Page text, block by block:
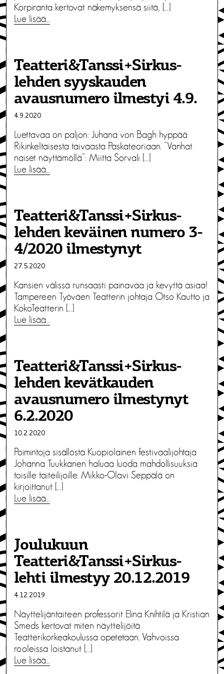
Korpiranta kertovat näkemyksensä siitä, […]
Lue lisää…
Teatteri&Tanssi+Sirkus-
lehden syyskauden
avausnumero ilmestyi 4.9.
4.9.2020
Luettavaa on paljon: Juhana von Bagh hyppää
Rikinkeltaisesta taivaasta Paskateoriaan. ”Vanhat
naiset näyttämöllä”: Miitta Sorvali […]
Lue lisää…
Teatteri&Tanssi+Sirkus-
lehden keväinen numero 3-
4/2020 ilmestynyt
27.5.2020
Kansien välissä runsaasti painavaa ja kevyttä asiaa!
Tampereen Työväen Teatterin johtaja Otso Kautto ja
KokoTeatterin […]
Lue lisää…
Teatteri&Tanssi+Sirkus-
lehden kevätkauden
avausnumero ilmestynyt
6.2.2020
10.2.2020
Poimintoja sisällöstä Kuopiolainen festivaalijohtaja
Johanna Tuukkanen haluaa luoda mahdollisuuksia
toisille taiteilijoille. Mikko-Olavi Seppälä on
kirjoittanut […]
Lue lisää…
Joulukuun
Teatteri&Tanssi+Sirkus-
lehti ilmestyy 20.12.2019
4.12.2019
Näyttelijäntaiteen professorit Elina Knihtilä ja Kristian
Smeds kertovat miten näyttelijöitä
Teatterikorkeakoulussa opetetaan. Vahvoissa
rooleissa loistanut […]
Lue lisää…